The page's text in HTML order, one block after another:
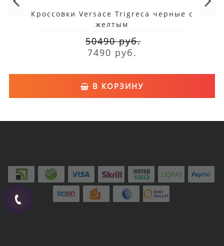
Кроссовки Versace Trigreca черные с
желтым
50490 руб.
7490 руб.
В КОРЗИНУ